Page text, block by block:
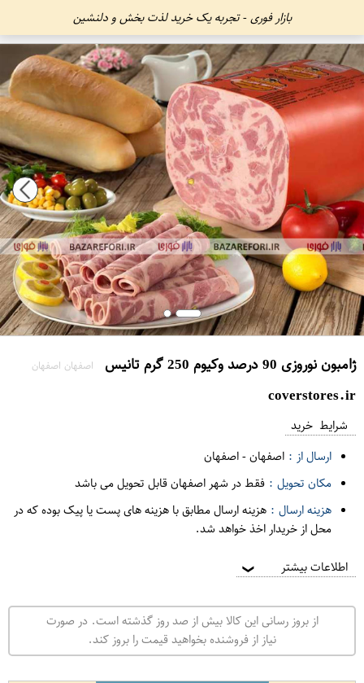
بازار فوری - تجربه یک خرید لذت بخش و دلنشین
ژامبون نوروزی 90 درصد وکیوم 250 گرم تانیس اصفهان اصفهان
coverstores.ir
شرایط خرید
ارسال از : اصفهان-اصفهان
مکان تحویل : فقط در شهر اصفهان قابل تحویل می باشد
هزینه ارسال : هزینه ارسال مطابق با هزینه های پست یا پیک بوده که در
محل از خریدار اخذ خواهد شد.
اطلاعات بیشتر ❯
از بروز رسانی این کالا بیش از صد روز گذشته است. در صورت
نیاز از فروشنده بخواهید قیمت را بروز کند.